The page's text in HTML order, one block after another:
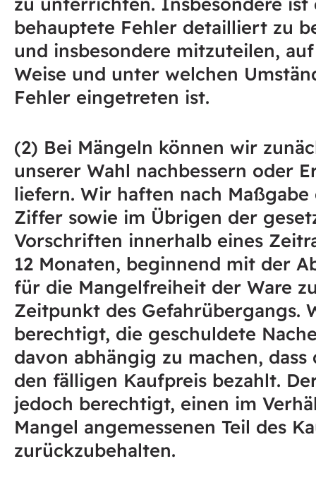
behauptete Fehler detailliert zu
und insbesondere mitzuteilen,
Weise und unter welchen
Fehler eingetreten ist.
(2) Bei Mängeln können wir
unserer Wahl nachbessern oder
liefern. Wir haften nach Maßgabe
Ziffer sowie im Übrigen der
Vorschriften innerhalb eines
12 Monaten, beginnend mit der
für die Mangelfreiheit der Ware
Zeitpunkt des Gefahrübergangs.
berechtigt, die geschuldete
davon abhängig zu machen, dass
den fälligen Kaufpreis bezahlt.
jedoch berechtigt, einen im
Mangel angemessenen Teil des
zurückzubehalten.